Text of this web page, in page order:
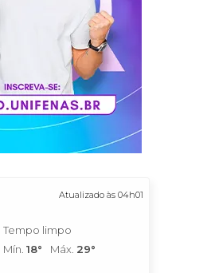
Atualizado às 04h01
Tempo limpo
Mín. 18° Máx. 29°